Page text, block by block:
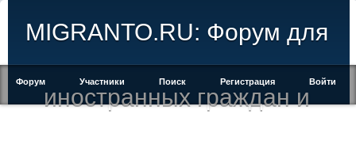
MIGRANTO.RU: Форум для
иностранных граждан и
Форум Участники Поиск Регистрация Войти